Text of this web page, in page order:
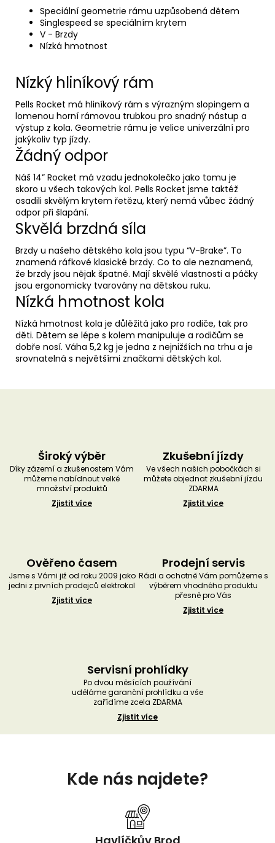
Speciální geometrie rámu uzpůsobená dětem
Singlespeed se speciálním krytem
V - Brzdy
Nízká hmotnost
Nízký hliníkový rám
Pells Rocket má hliníkový rám s výrazným slopingem a
lomenou horní rámovou trubkou pro snadný nástup a
výstup z kola. Geometrie rámu je velice univerzální pro
jakýkoliv typ jízdy.
Žádný odpor
Náš 14” Rocket má vzadu jednokolečko jako tomu je
skoro u všech takových kol. Pells Rocket jsme taktéž
osadili skvělým krytem řetězu, který nemá vůbec žádný
odpor při šlapání.
Skvělá brzdná síla
Brzdy u našeho dětského kola jsou typu “V-Brake”. To
znamená ráfkové klasické brzdy. Co to ale neznamená,
že brzdy jsou nějak špatné. Mají skvělé vlastnosti a páčky
jsou ergonomicky tvarovány na dětskou ruku.
Nízká hmotnost kola
Nízká hmotnost kola je důlěžitá jako pro rodiče, tak pro
děti. Dětem se lépe s kolem manipuluje a rodičům se
dobře nosí. Váha 5,2 kg je jedna z nejnižších na trhu a je
srovnatelná s největšími značkami dětských kol.
Široký výběr
Díky zázemí a zkušenostem Vám
můžeme nabídnout velké
množství produktů
Zjistit více
Zkušební jízdy
Ve všech našich pobočkách si
můžete objednat zkušební jízdu
ZDARMA
Zjistit více
Ověřeno časem
Jsme s Vámi již od roku 2009 jako
jedni z prvních prodejců elektrokol
Zjistit více
Prodejní servis
Rádi a ochotně Vám pomůžeme s
výběrem vhodného produktu
přesně pro Vás
Zjistit více
Servisní prohlídky
Po dvou měsících používání
uděláme garanční prohlídku a vše
zařídíme zcela ZDARMA
Zjistit více
Kde nás najdete?